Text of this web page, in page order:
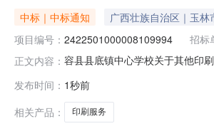
中标｜中标通知 广西壮族自治区｜玉林
项目编号： 2422501000008109994 招标
正文内容： 容县县底镇中心学校关于其他印
购计划信息：序号采购计划文号
发布时间： 1秒前
相关产品：
印刷服务